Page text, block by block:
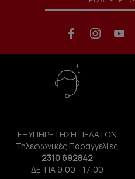
ΕΞΥΠΗΡΕΤΗΣΗ ΠΕΛΑΤΩΝ
Τηλεφωνικές Παραγγελίες
2310 692842
ΔΕ-ΠΑ 9:00 - 17:00